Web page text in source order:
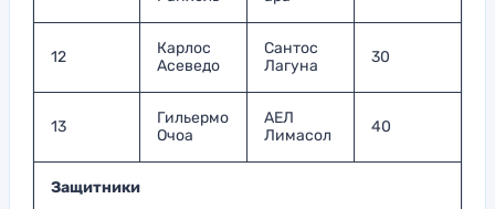
12
Карлос
Асеведо
Сантос
Лагуна
30
13
Гильермо
Очоа
АЕЛ
Лимасол
40
Защитники